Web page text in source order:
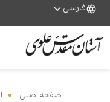
فارسی
صفحه اصلی